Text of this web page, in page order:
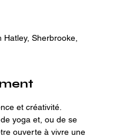
Sherbrooke,
et créativité.
yoga et, ou de se
ouverte à vivre une